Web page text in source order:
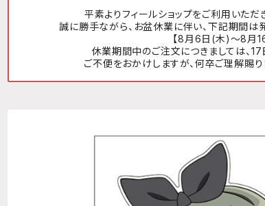
平素よりフィールショップをご利用いただ
誠に勝手ながら、お盆休業に伴い、下記期間は
【8月6日(木)～8月
休業期間中のご注文につきましては、
ご不便をおかけしますが、何卒ご理解賜り